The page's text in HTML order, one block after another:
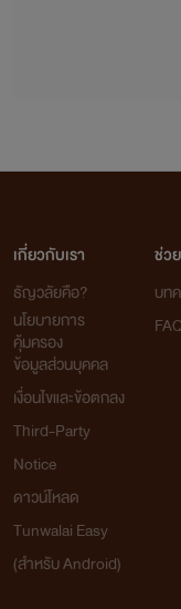
ติดตา
กด https://
เกี่ยวกับเรา
ธัญวลัยคือ?
นโยบายการ
คุ้มครอง
ข้อมูลส่วนบุคคล
เงื่อนไขและข้อตกลง
Third-Party
Notice
ดาวน์โหลด
Tunwalai Easy
(สำหรับ Android)
ช่ว
บท